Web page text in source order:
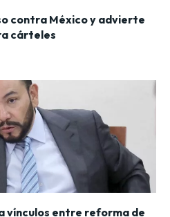
vínculos entre reforma de
contra México y advierte
cárteles